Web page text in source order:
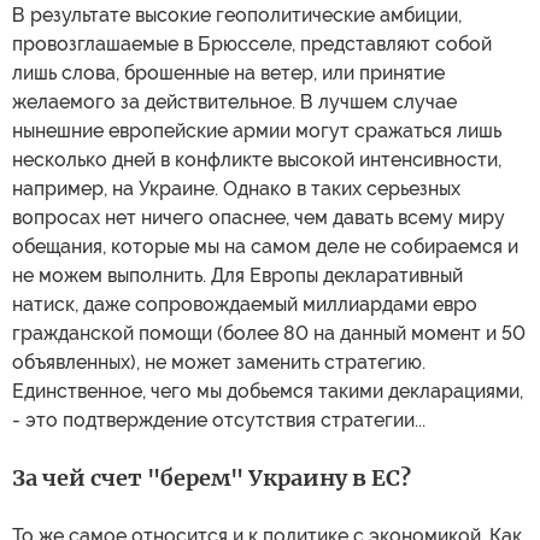
В результате высокие геополитические амбиции,
провозглашаемые в Брюсселе, представляют собой
лишь слова, брошенные на ветер, или принятие
желаемого за действительное. В лучшем случае
нынешние европейские армии могут сражаться лишь
несколько дней в конфликте высокой интенсивности,
например, на Украине. Однако в таких серьезных
вопросах нет ничего опаснее, чем давать всему миру
обещания, которые мы на самом деле не собираемся и
не можем выполнить. Для Европы декларативный
натиск, даже сопровождаемый миллиардами евро
гражданской помощи (более 80 на данный момент и 50
объявленных), не может заменить стратегию.
Единственное, чего мы добьемся такими декларациями,
- это подтверждение отсутствия стратегии...
За чей счет "берем" Украину в ЕС?